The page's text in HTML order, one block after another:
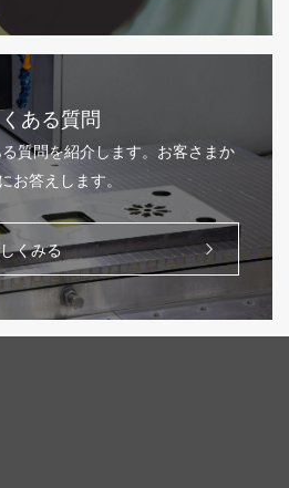
ある質問
質問を紹介します。お客さまか
お答えします。
くみる